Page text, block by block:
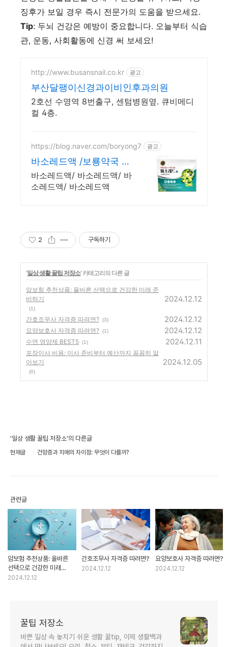
징후가 보일 경우 즉시 전문가의 도움을 받으세요.
Tip: 두뇌 건강은 예방이 중요합니다. 오늘부터 식습
관, 운동, 사회활동에 신경 써 보세요!
http://www.busansnail.co.kr 광고
부산달팽이신경과이비인후과의원
2호선 수영역 8번출구, 센텀병원옆. 큐비메디
컬 4층.
https://blog.naver.com/boryong7 광고
바소레드액 /보룡약국 대
형약국/태릉입구,육사 근
처
바소레드액/ 바소레드액/ 바
소레드액/ 바소레드액
2 구독하기
'일상 생활 꿀팁 저장소' 카테고리의 다른 글
암보험 추천상품: 올바른 선택으로 건강한 미래 준
비하기
(1)
2024.12.12
간호조무사 자격증 따려면? (3) 2024.12.12
요양보호사 자격증 따려면? (1) 2024.12.12
수면 영양제 BEST5 (1) 2024.12.11
포장이사 비용: 이사 준비부터 예산까지 꼼꼼히 알
아보기
(0)
2024.12.05
'일상 생활 꿀팁 저장소'의 다른글
현재글 건망증과 치매의 차이점: 무엇이 다를까?
관련글
암보험 추천상품: 올바른
선택으로 건강한 미래
준비하기
2024.12.12
간호조무사 자격증 따려면?
2024.12.12
요양보호사 자격증 따려면?
2024.12.12
꿀팁 저장소
바쁜 일상 속 놓치기 쉬운 생활 꿀tip, 이제 생활백과